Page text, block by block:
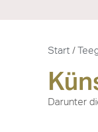
Start /
Darunter